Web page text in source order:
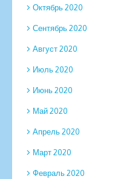
Октябрь 2020
Сентябрь 2020
Август 2020
Июль 2020
Июнь 2020
Май 2020
Апрель 2020
Март 2020
Февраль 2020